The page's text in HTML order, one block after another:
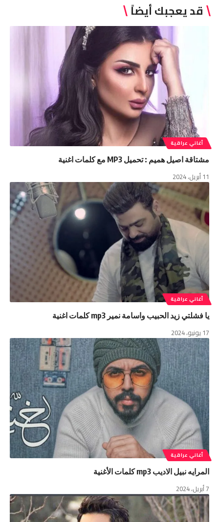
قد يعجبك أيضاً
أغاني عراقية
مشتاقة اصيل هميم : تحميل MP3 مع كلمات اغنية
11 أبريل، 2024
أغاني عراقية
يا فشلتي زيد الحبيب واسامة نمير mp3 كلمات اغنية
17 يونيو، 2024
أغاني عراقية
المرايه نبيل الاديب mp3 كلمات الأغنية
7 أبريل، 2024